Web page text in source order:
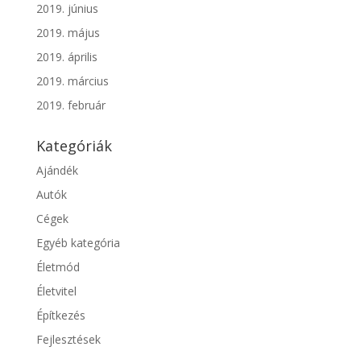
2019. június
2019. május
2019. április
2019. március
2019. február
Kategóriák
Ajándék
Autók
Cégek
Egyéb kategória
Életmód
Életvitel
Építkezés
Fejlesztések